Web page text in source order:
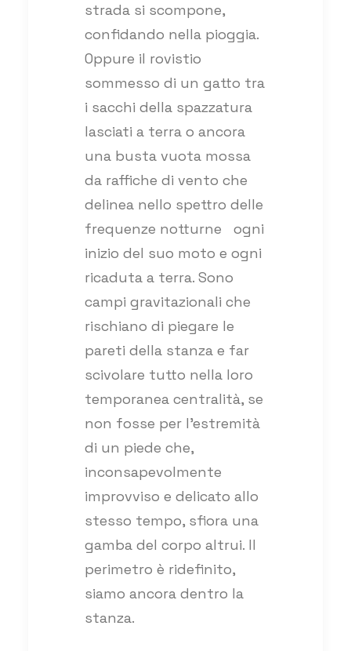
strada si scompone,
confidando nella pioggia.
Oppure il rovistio
sommesso di un gatto tra
i sacchi della spazzatura
lasciati a terra o ancora
una busta vuota mossa
da raffiche di vento che
delinea nello spettro delle
frequenze notturne
ogni
inizio del suo moto e ogni
ricaduta a terra. Sono
campi gravitazionali che
rischiano di piegare le
pareti della stanza e far
scivolare tutto nella loro
temporanea centralità, se
non fosse per l’estremità
di un piede che,
inconsapevolmente
improvviso e delicato allo
stesso tempo, sfiora una
gamba del corpo altrui. Il
perimetro è ridefinito,
siamo ancora dentro la
stanza.